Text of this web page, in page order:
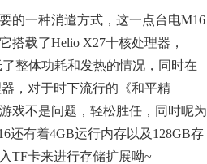
的一种消遣方式，这一点台电M16
搭载了Helio X27十核处理器，
整体功耗和发热的情况，同时在
，对于时下流行的《和平精
戏不是问题，轻松胜任，同时呢为
还有着4GB运行内存以及128GB存
TF卡来进行存储扩展呦~